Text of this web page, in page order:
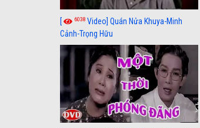
[ 6038 Video] Quán Nửa Khuya-Minh
Cảnh-Trọng Hữu